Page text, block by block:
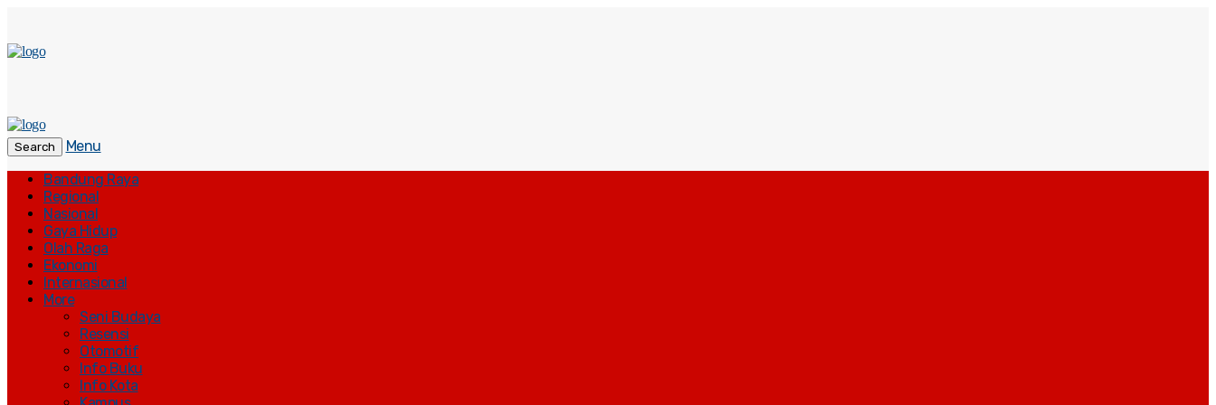
Search
Menu
Bandung Raya
Regional
Nasional
Gaya Hidup
Olah Raga
Ekonomi
Internasional
More
Seni Budaya
Resensi
Otomotif
Info Buku
Info Kota